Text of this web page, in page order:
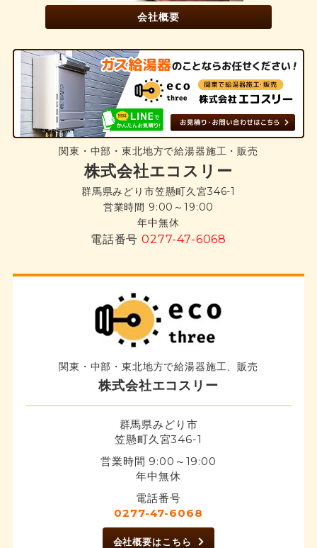
会社概要
関東・中部・東北地方で給湯器施工・販売
株式会社エコスリー
群馬県みどり市笠懸町久宮346-1
営業時間 9:00～19:00
年中無休
電話番号0277-47-6068
関東・中部・東北地方で給湯器施工、販売
株式会社エコスリー
群馬県みどり市
笠懸町久宮346-1
営業時間 9:00～19:00
年中無休
電話番号
0277-47-6068
会社概要はこちら